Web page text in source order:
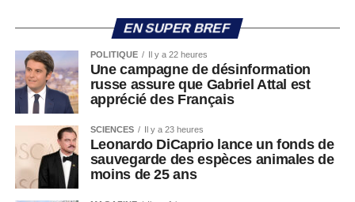
EN SUPER BREF
POLITIQUE Il y a 22 heures
Une campagne de désinformation
russe assure que Gabriel Attal est
apprécié des Français
SCIENCES Il y a 23 heures
Leonardo DiCaprio lance un fonds de
sauvegarde des espèces animales de
moins de 25 ans